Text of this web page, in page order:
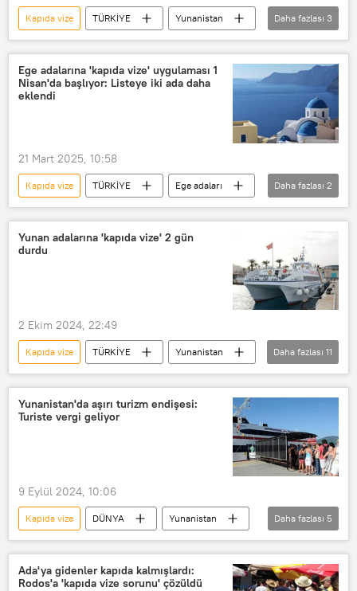
Kapıda vize TÜRKİYE
Yunanistan
Vize
Schengen ada
Daha fazlası 3
Ege adalarına 'kapıda vize' uygulaması 1
Nisan'da başlıyor: Listeye iki ada daha
eklendi
21 Mart 2025, 10:58
Kapıda vize TÜRKİYE
Ege adaları
Yunanistan
Vize
Daha fazlası 2
Yunan adalarına 'kapıda vize' 2 gün
durdu
2 Ekim 2024, 22:49
Kapıda vize TÜRKİYE
Yunanistan
Türkiye-Yunanistan İlişkileri
Vize
Sakız Adası
Turist
Zam
Daha fazlası 11
Yunanistan'da aşırı turizm endişesi:
Turiste vergi geliyor
9 Eylül 2024, 10:06
Kapıda vize DÜNYA
Yunanistan
Kiriakos Miçotakis
Kiryakos Miçotakis
Türkiye
Turizm Atina
Daha fazlası 5
Ada'ya gidenler kapıda kalmışlardı:
Rodos'a 'kapıda vize sorunu' çözüldü